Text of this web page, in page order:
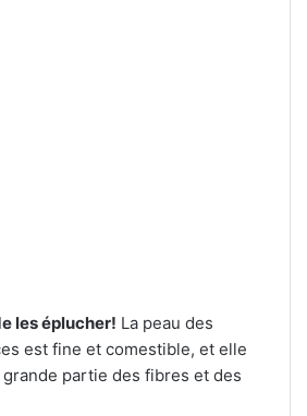
les éplucher! La peau des
est fine et comestible, et elle
partie des fibres et des